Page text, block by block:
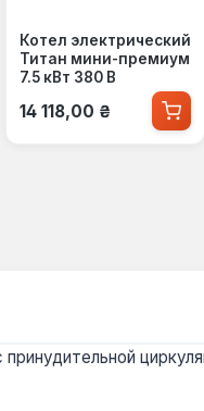
Котел электрический
Титан мини-премиум
7.5 кВт 380 В
Обычная цена:
14 118,00 ₴